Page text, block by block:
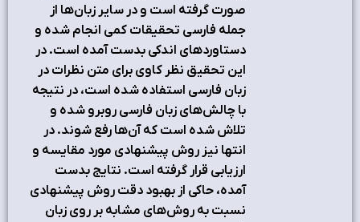
صورت گرفته است و در سایر زبان‌ها از
جمله فارسی تحقیقات کمی انجام شده و
دستاوردهای اندکی بدست آمده است. در
این تحقیق نظر کاوی برای متن نظرات در
زبان فارسی استفاده شده است، در نتیجه
با چالش‌‌های زبان فارسی روبرو شده و
تلاش شده است که آن‌ها رفع شوند. در
انتها نیز روش پیشنهادی مورد مقایسه و
ارزیابی قرار گرفته است. نتایج بدست
آمده، حاکی از بهبود دقت روش پیشنهادی
نسبت به روش‌های مشابه بر روی زبان